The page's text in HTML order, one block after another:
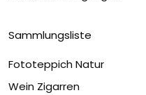
Sammlungsliste
Fototeppich Natur
Wein Zigarren